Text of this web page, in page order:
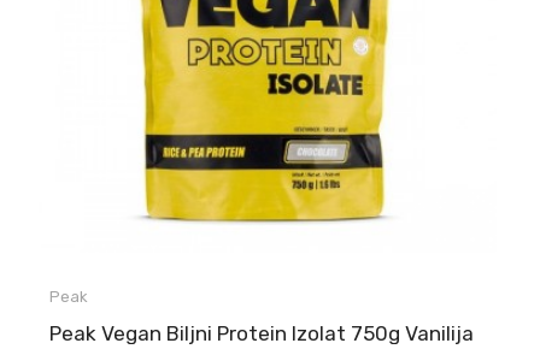
Peak
Peak Vegan Biljni Protein Izolat 750g Vanilija